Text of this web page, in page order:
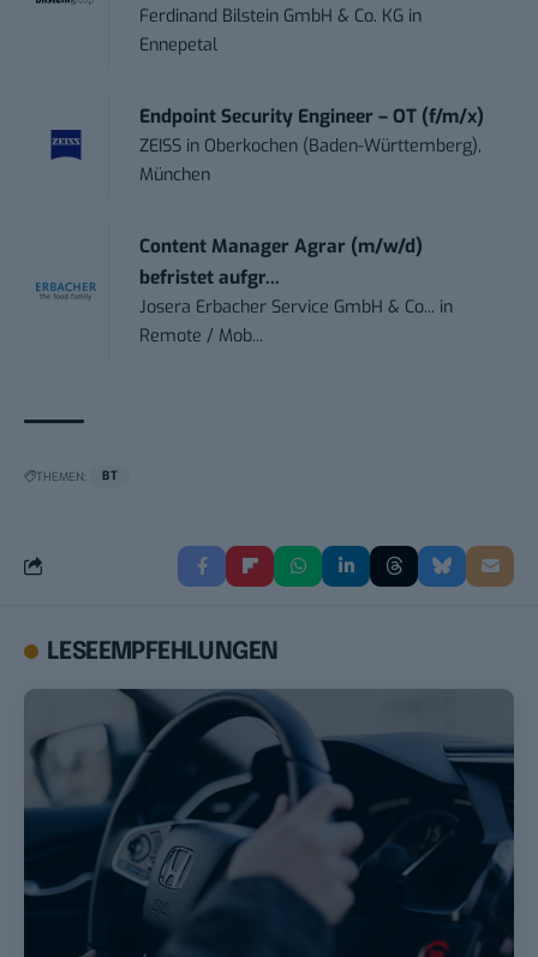
Ferdinand Bilstein GmbH & Co. KG in
Ennepetal
Endpoint Security Engineer – OT (f/m/x)
ZEISS in Oberkochen (Baden-Württemberg),
München
Content Manager Agrar (m/w/d)
befristet aufgr...
Josera Erbacher Service GmbH & Co... in
Remote / Mob...
THEMEN: BT
LESEEMPFEHLUNGEN